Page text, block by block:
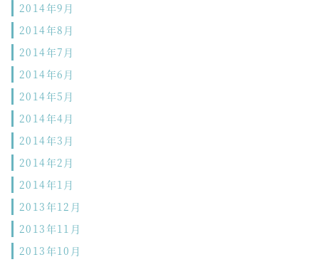
2014年9月
2014年8月
2014年7月
2014年6月
2014年5月
2014年4月
2014年3月
2014年2月
2014年1月
2013年12月
2013年11月
2013年10月